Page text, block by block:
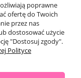
poprawne
ofertę do Twoich
przez nas
dostosować użycie
"Dostosuj zgody".
Polityce